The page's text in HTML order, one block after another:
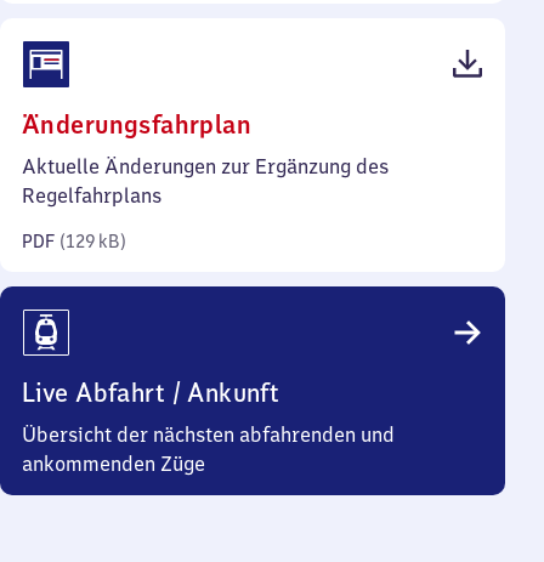
Änderungsfahrplan
129
Aktuelle Änderungen zur Ergänzung des
Regelfahrplans
PDF (129 kB)
Live Abfahrt / Ankunft
Übersicht der nächsten abfahrenden und
ankommenden Züge